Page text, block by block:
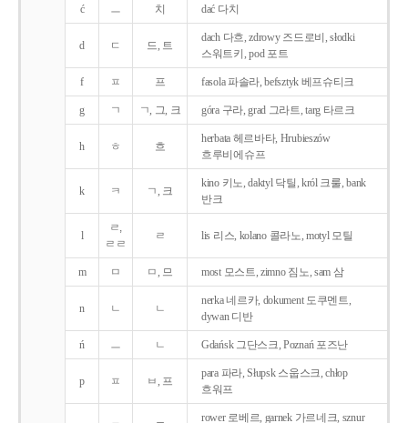
ć ㅡ 치 dać 다치
d ㄷ 드, 트
dach 다흐, zdrowy 즈드로비, słodki
스워트키, pod 포트
f ㅍ 프 fasola 파솔라, befsztyk 베프슈티크
g ㄱ ㄱ, 그, 크 góra 구라, grad 그라트, targ 타르크
h ㅎ 흐
herbata 헤르바타, Hrubieszów
흐루비에슈프
k ㅋ ㄱ, 크
kino 키노, daktyl 닥틸, król 크룰, bank
반크
l
ㄹ,
ㄹㄹ
ㄹ lis 리스, kolano 콜라노, motyl 모틸
m ㅁ ㅁ, 므 most 모스트, zimno 짐노, sam 삼
n ㄴ ㄴ
nerka 네르카, dokument 도쿠멘트,
dywan 디반
ń ㅡ ㄴ Gdańsk 그단스크, Poznań 포즈난
p ㅍ ㅂ, 프
para 파라, Słupsk 스웁스크, chłop
흐워프
rower 로베르, garnek 가르네크, sznur